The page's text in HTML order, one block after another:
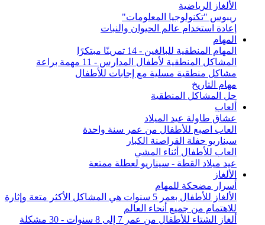
الألغاز الرياضية
ريبوس "تكنولوجيا المعلومات"
إعادة استخدام عالم الحيوان والنبات
المهام
المهام المنطقية للبالغين - 14 تمرينًا مبتكرًا
المشاكل المنطقية لأطفال المدارس - 11 مهمة براعة
مشاكل منطقية مسلية مع إجابات للأطفال
مهام التاريخ
حل المشاكل المنطقية
ألعاب
عشاق طاولة عيد الميلاد
العاب اصبع للأطفال من عمر سنة واحدة
سيناريو حفلة القراصنة الكبار
العاب للأطفال أثناء المشي
عيد ميلاد القطة - سيناريو لعطلة ممتعة
الألغاز
أسرار مضحكة للمهام
الألغاز للأطفال بعمر 5 سنوات هي المشاكل الأكثر متعة وإثارة
للاهتمام من جميع أنحاء العالم
ألغاز الشتاء للأطفال من عمر 7 إلى 8 سنوات - 30 مشكلة